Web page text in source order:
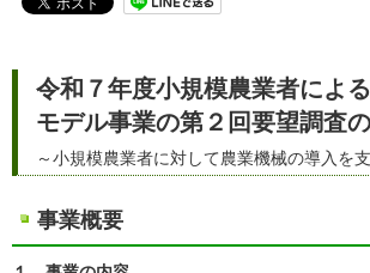
令和７年度小規模農業者によ
モデル事業の第２回要望調査
～小規模農業者に対して農業機械の導入を
事業概要